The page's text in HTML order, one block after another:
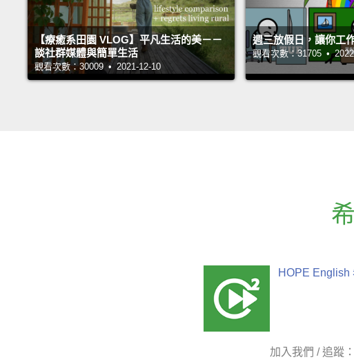
【療癒系田園 VLOG】平凡生活的美－－
談社群媒體與簡單生活
觀看次數：30009 • 2021-12-10
週三放假日，讓你工
觀看次數：31705 •
HOPE English
加入我們 / 追蹤：